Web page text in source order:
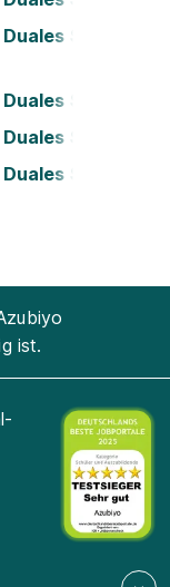
Duales Studium
Duales Studium
Duales Studium
Duales Studium
ist.